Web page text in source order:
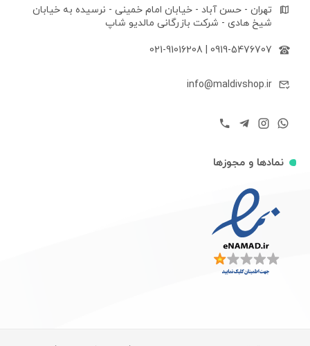
تهران - حسن آباد - خیابان امام خمینی - نرسیده به خیابان
شیخ هادی - شرکت بازرگانی مالدیو شاپ
0919-5476707
|
021-91016208
info@maldivshop.ir
نمادها و مجوزها